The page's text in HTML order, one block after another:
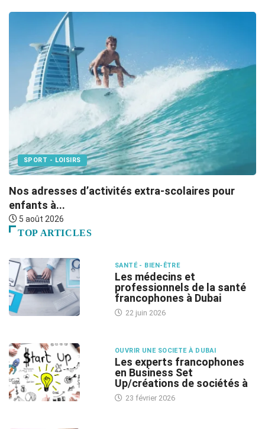
SPORT - LOISIRS
Nos adresses d’activités extra-scolaires pour
enfants à...
5 août 2026
TOP ARTICLES
SANTÉ - BIEN-ÊTRE
Les médecins et
professionnels de la santé
francophones à Dubai
22 juin 2026
OUVRIR UNE SOCIETE À DUBAI
Les experts francophones
en Business Set
Up/créations de sociétés à
23 février 2026